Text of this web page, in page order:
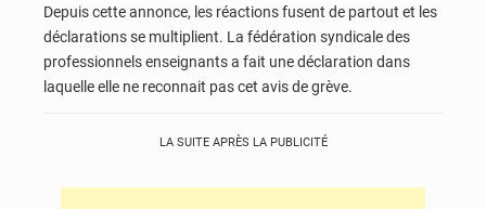
Depuis cette annonce, les réactions fusent de partout et les
déclarations se multiplient. La fédération syndicale des
professionnels enseignants a fait une déclaration dans
laquelle elle ne reconnait pas cet avis de grève.
LA SUITE APRÈS LA PUBLICITÉ